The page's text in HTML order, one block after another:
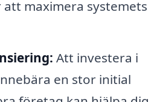
maximera systemets
Att investera i
en stor initial